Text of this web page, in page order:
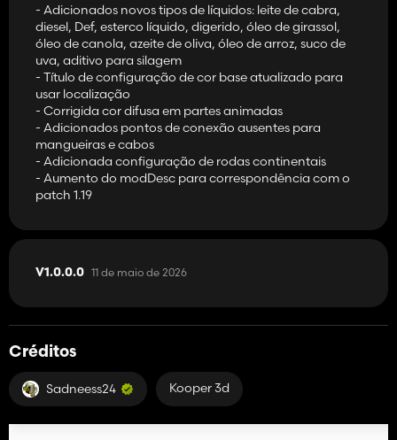
- Adicionados novos tipos de líquidos: leite de cabra,
diesel, Def, esterco líquido, digerido, óleo de girassol,
óleo de canola, azeite de oliva, óleo de arroz, suco de
uva, aditivo para silagem
- Título de configuração de cor base atualizado para
usar localização
- Corrigida cor difusa em partes animadas
- Adicionados pontos de conexão ausentes para
mangueiras e cabos
- Adicionada configuração de rodas continentais
- Aumento do modDesc para correspondência com o
patch 1.19
V1.0.0.0 11 de maio de 2026
Créditos
Sadneess24 Kooper 3d